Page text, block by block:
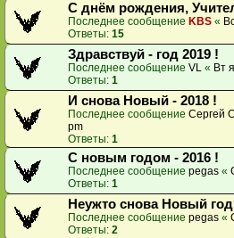
С днём рождения,
Последнее сообщение KBS «
Ответы: 15
Здравствуй - год 2019 !
Последнее сообщение VL « Вт
Ответы: 1
И снова Новый - 2018 !
Последнее сообщение Сергей
pm
Ответы: 1
C новым годом - 2016 !
Последнее сообщение pegas «
Ответы: 1
Неужто снова Новый
Последнее сообщение pegas «
Ответы: 2